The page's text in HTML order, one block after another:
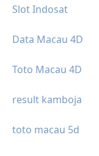
Slot Indosat
Data Macau 4D
Toto Macau 4D
result kamboja
toto macau 5d